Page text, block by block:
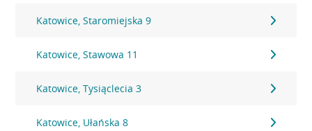
Katowice, Staromiejska 9
Katowice, Stawowa 11
Katowice, Tysiąclecia 3
Katowice, Ułańska 8